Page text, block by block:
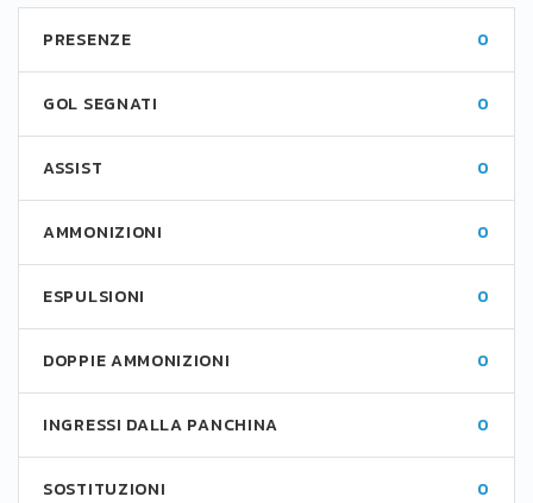
PRESENZE 0
GOL SEGNATI 0
ASSIST 0
AMMONIZIONI 0
ESPULSIONI 0
DOPPIE AMMONIZIONI 0
INGRESSI DALLA PANCHINA 0
SOSTITUZIONI 0